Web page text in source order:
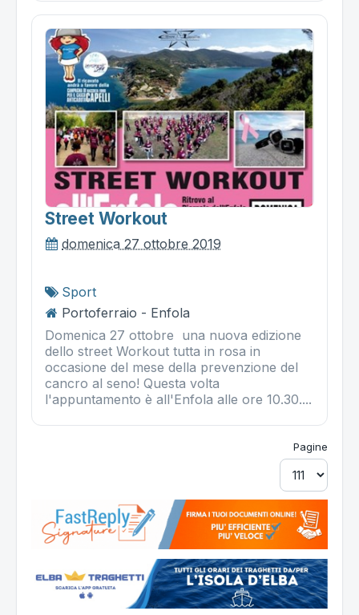
Street Workout
domenica 27 ottobre 2019
Sport
Portoferraio - Enfola
Domenica 27 ottobre una nuova edizione
dello street Workout tutta in rosa in
occasione del mese della prevenzione del
cancro al seno! Questa volta
l'appuntamento è all'Enfola alle ore 10.30....
Pagine